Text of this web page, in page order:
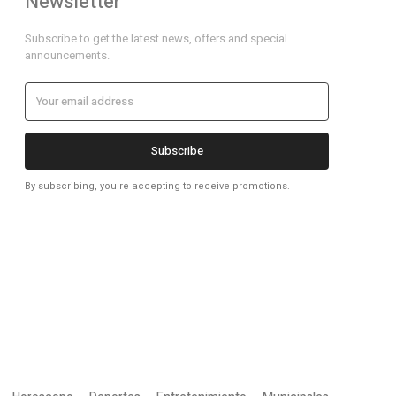
Subscribe to get the latest news, offers and special
announcements.
Subscribe
By subscribing, you're accepting to receive promotions.